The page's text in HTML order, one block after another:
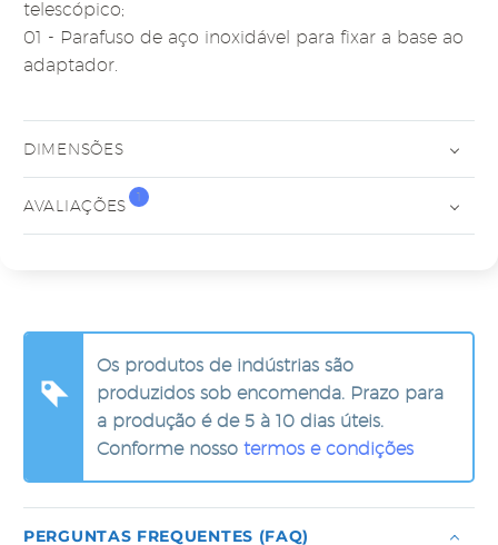
telescópico;
01 - Parafuso de aço inoxidável para fixar a base ao
adaptador.
DIMENSÕES
AVALIAÇÕES
1
Os produtos de indústrias são
produzidos sob encomenda. Prazo para
a produção é de 5 à 10 dias úteis.
Conforme nosso termos e condições
PERGUNTAS FREQUENTES (FAQ)